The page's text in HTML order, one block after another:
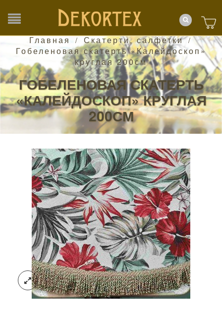
Главная / Скатерти, салфетки /
Гобеленовая скатерть «Калейдоскоп»
круглая 200см
ГОБЕЛЕНОВАЯ СКАТЕРТЬ
«КАЛЕЙДОСКОП» КРУГЛАЯ
200СМ